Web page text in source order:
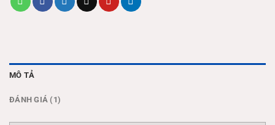
MÔ TẢ
ĐÁNH GIÁ (1)